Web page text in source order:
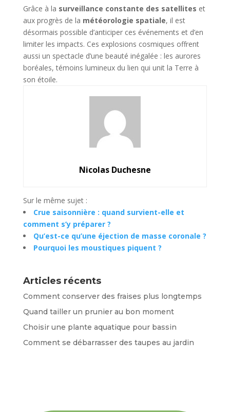
Grâce à la surveillance constante des satellites et
aux progrès de la météorologie spatiale, il est
désormais possible d’anticiper ces événements et d’en
limiter les impacts. Ces explosions cosmiques offrent
aussi un spectacle d’une beauté inégalée : les aurores
boréales, témoins lumineux du lien qui unit la Terre à
son étoile.
Nicolas Duchesne
Sur le même sujet :
Crue saisonnière : quand survient-elle et
comment s’y préparer ?
Qu’est-ce qu’une éjection de masse coronale ?
Pourquoi les moustiques piquent ?
Articles récents
Comment conserver des fraises plus longtemps
Quand tailler un prunier au bon moment
Choisir une plante aquatique pour bassin
Comment se débarrasser des taupes au jardin